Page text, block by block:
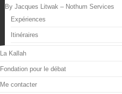
By Jacques Litwak – Nothum Services
Expériences
Itinéraires
La Kallah
Fondation pour le débat
Me contacter